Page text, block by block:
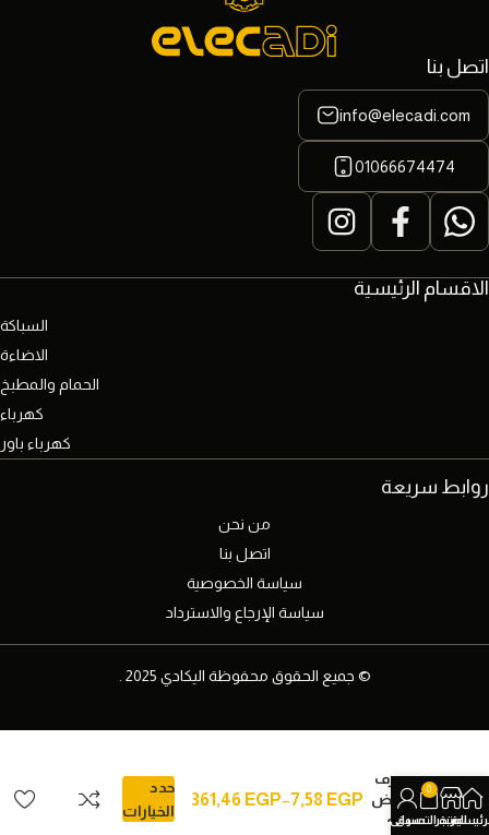
الاقسام الرئيسية
السباكة
الاضاءة
الحمام والمطبخ
كهرباء
كهرباء باور
اتصل بنا
info@elecadi.com
01066674474
روابط سريعة
من نحن
اتصل بنا
سياسة الخصوصية
سياسة الإرجاع والاسترداد
© جميع الحقوق محفوظة اليكادي 2025 .
ْ٩٠
الصرف
الابيض
نظام
7,58 EGP
–
361,46 EGP
حدد
الخيارات
المتجر
0
عربة التسوق
حسابي